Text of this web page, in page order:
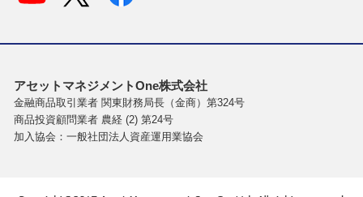
アセットマネジメントOne株式会社
金融商品取引業者 関東財務局長（金商）第324号
商品投資顧問業者 農経 (2) 第24号
加入協会：一般社団法人資産運用業協会